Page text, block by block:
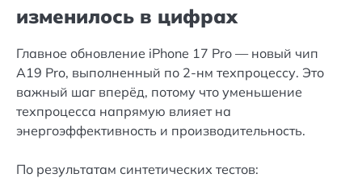
изменилось в цифрах
Главное обновление iPhone 17 Pro — новый чип
A19 Pro, выполненный по 2-нм техпроцессу. Это
важный шаг вперёд, потому что уменьшение
техпроцесса напрямую влияет на
энергоэффективность и производительность.
По результатам синтетических тестов: